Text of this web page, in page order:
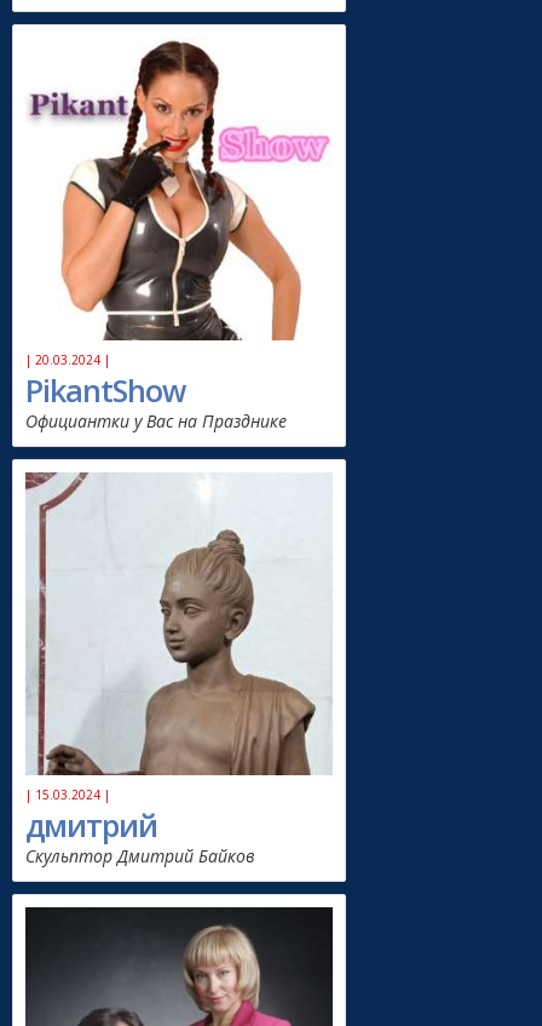
| 20.03.2024 |
PikantShow
Официантки у Вас на Празднике
| 15.03.2024 |
дмитрий
Скульптор Дмитрий Байков